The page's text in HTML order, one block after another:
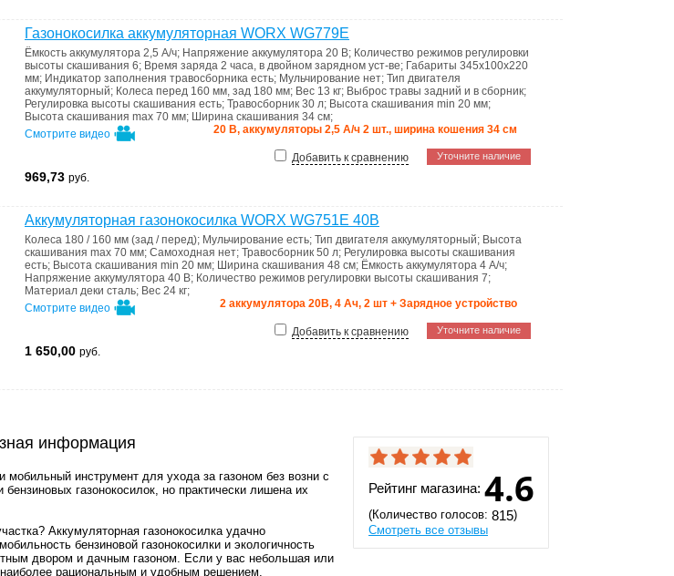
Газонокосилка аккумуляторная WORX WG779E
Ёмкость аккумулятора 2,5 А/ч; Напряжение аккумулятора 20 В; Количество режимов регулировки
высоты скашивания 6; Время заряда 2 часа, в двойном зарядном уст-ве; Габариты 345x100x220
мм; Индикатоp запoлнения травoсборника есть; Мульчирование нет; Тип двигателя
аккумуляторный; Колеса перед 160 мм, зад 180 мм; Вес 13 кг; Выброс травы задний и в сборник;
Регулировка высоты скашивания есть; Травосборник 30 л; Высота скашивания min 20 мм;
Высота скашивания max 70 мм; Ширина скашивания 34 см;
20 В, аккумуляторы 2,5 А/ч 2 шт., ширина кошения 34 см
Смотрите видео
Уточните наличие
Добавить к сравнению
969,73 руб.
Аккумуляторная газонокосилка WORX WG751Е 40В
Колеса 180 / 160 мм (зад / перед); Мульчирование есть; Тип двигателя аккумуляторный; Высота
скашивания max 70 мм; Самоходная нет; Травосборник 50 л; Регулировка высоты скашивания
есть; Высота скашивания min 20 мм; Ширина скашивания 48 см; Ёмкость аккумулятора 4 А/ч;
Напряжение аккумулятора 40 В; Количество режимов регулировки высоты скашивания 7;
Материал деки сталь; Вес 24 кг;
2 аккумулятора 20В, 4 Ач, 2 шт + Зарядное устройство
Смотрите видео
Уточните наличие
Добавить к сравнению
1 650,00 руб.
информация
инструмент для ухода за газоном без возни с
газонокосилок, но практически лишена их
Аккумуляторная газонокосилка удачно
бензиновой газонокосилки и экологичность
двором и дачным газоном. Если у вас небольшая или
рациональным и удобным решением.
Рейтинг магазина: 4.6
(Количество голосов: 815)
Смотреть все отзывы